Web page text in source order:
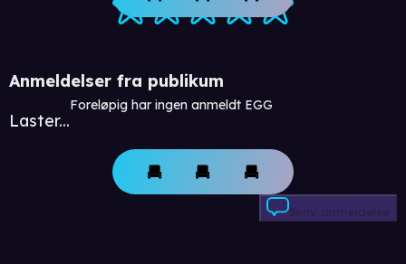
Anmeldelser fra publikum
Laster...
Foreløpig har ingen anmeldt EGG
Skriv anmeldelse